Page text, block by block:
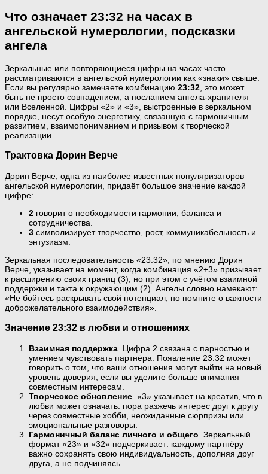
Что означает 23:32 на часах в
ангельской нумерологии, подсказки
ангела
Зеркальные или повторяющиеся цифры на часах часто
рассматриваются в ангельской нумерологии как «знаки» свыше.
Если вы регулярно замечаете комбинацию 23:32 , это может
быть не просто совпадением, а посланием ангела-хранителя
или Вселенной. Цифры «2» и «3», выстроенные в зеркальном
порядке, несут особую энергетику, связанную с гармоничным
развитием, взаимопониманием и призывом к творческой
реализации.
Трактовка Дорин Верче
Дорин Верче, одна из наиболее известных популяризаторов
ангельской нумерологии, придаёт большое значение каждой
цифре:
2 говорит о необходимости гармонии, баланса и
сотрудничества.
3 символизирует творчество, рост, коммуникабельность и
энтузиазм.
Зеркальная последовательность «23:32», по мнению Дорин
Верче, указывает на момент, когда комбинация «2+3» призывает
к расширению своих границ (3), но при этом с учётом взаимной
поддержки и такта к окружающим (2). Ангелы словно намекают:
«Не бойтесь раскрывать свой потенциал, но помните о важности
доброжелательного взаимодействия».
Значение 23:32 в любви и отношениях
Взаимная поддержка . Цифра 2 связана с парностью и
умением чувствовать партнёра. Появление 23:32 может
говорить о том, что ваши отношения могут выйти на новый
уровень доверия, если вы уделите больше внимания
совместным интересам.
Творческое обновление . «3» указывает на креатив, что в
любви может означать: пора разжечь интерес друг к другу
через совместные хобби, неожиданные сюрпризы или
эмоциональные разговоры.
Гармоничный баланс личного и общего . Зеркальный
формат «23» и «32» подчеркивает: каждому партнёру
важно сохранять свою индивидуальность, дополняя друг
друга, а не подчиняясь.